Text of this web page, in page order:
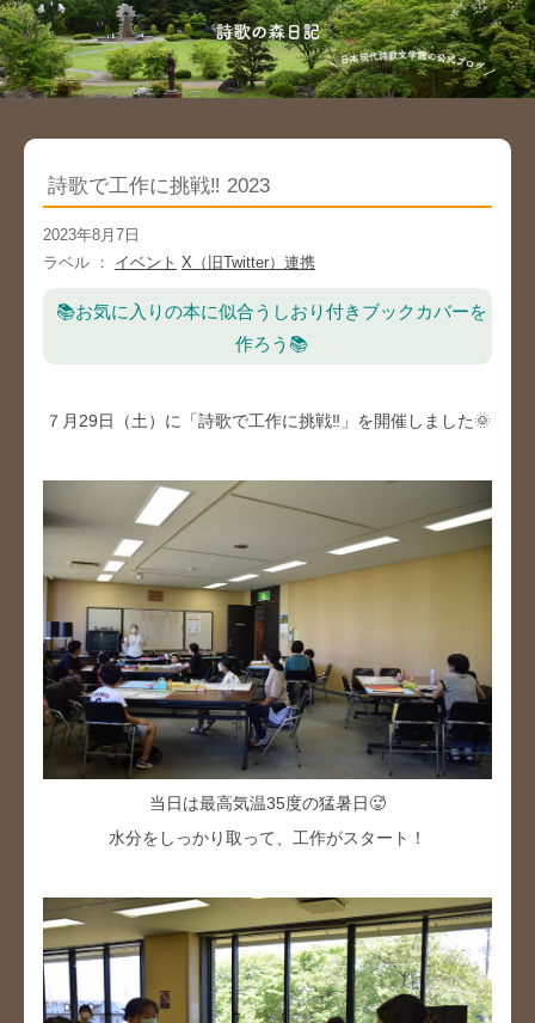
詩歌で工作に挑戦‼ 2023
2023年8月7日
ラベル ： イベント X（旧Twitter）連携
📚お気に入りの本に似合うしおり付きブックカバーを
作ろう📚
７月29日（土）に「詩歌で工作に挑戦‼」を開催しました🌞
当日は最高気温35度の猛暑日🥵
水分をしっかり取って、工作がスタート！